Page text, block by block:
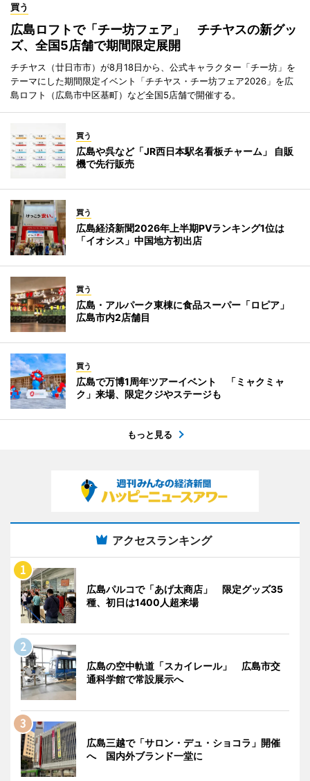
買う
広島ロフトで「チー坊フェア」 チチヤスの新グッ
ズ、全国5店舗で期間限定展開
チチヤス（廿日市市）が8月18日から、公式キャラクター「チー坊」を
テーマにした期間限定イベント「チチヤス・チー坊フェア2026」を広
島ロフト（広島市中区基町）など全国5店舗で開催する。
買う
広島や呉など「JR西日本駅名看板チャーム」 自販
機で先行販売
買う
広島経済新聞2026年上半期PVランキング1位は
「イオシス」中国地方初出店
買う
広島・アルパーク東棟に食品スーパー「ロピア」
広島市内2店舗目
買う
広島で万博1周年ツアーイベント 「ミャクミャ
ク」来場、限定クジやステージも
もっと見る
アクセスランキング
広島パルコで「あげ太商店」 限定グッズ35
種、初日は1400人超来場
広島の空中軌道「スカイレール」 広島市交
通科学館で常設展示へ
広島三越で「サロン・デュ・ショコラ」開催
へ 国内外ブランド一堂に